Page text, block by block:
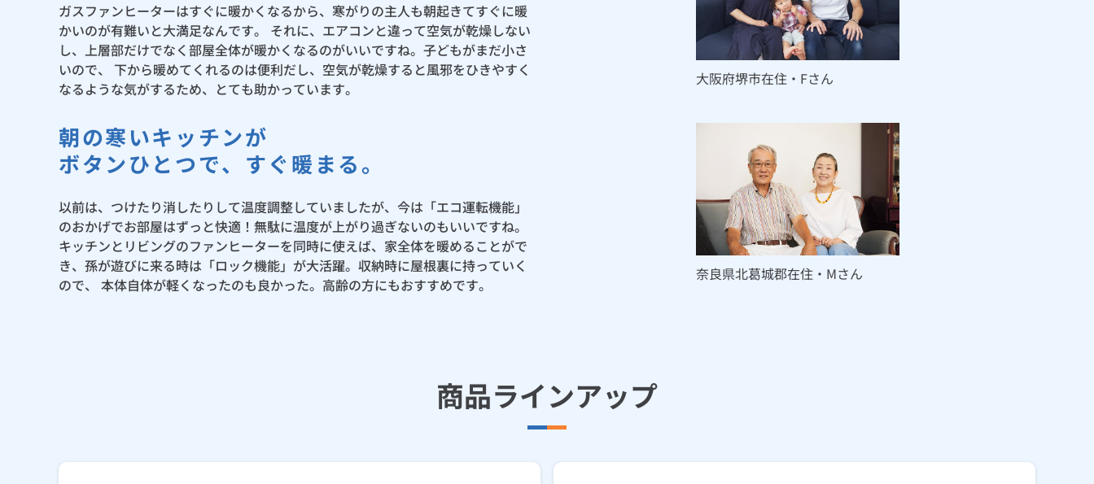
ガスファンヒーターはすぐに暖かくなるから、寒がりの主人も朝起きてすぐに暖
かいのが有難いと大満足なんです。 それに、エアコンと違って空気が乾燥しない
し、上層部だけでなく部屋全体が暖かくなるのがいいですね。子どもがまだ小さ
いので、 下から暖めてくれるのは便利だし、空気が乾燥すると風邪をひきやすく
なるような気がするため、とても助かっています。
大阪府堺市在住・Fさん
朝の寒いキッチンが
ボタンひとつで、すぐ暖まる。
以前は、つけたり消したりして温度調整していましたが、今は「エコ運転機能」
のおかげでお部屋はずっと快適！無駄に温度が上がり過ぎないのもいいですね。
キッチンとリビングのファンヒーターを同時に使えば、家全体を暖めることがで
き、孫が遊びに来る時は「ロック機能」が大活躍。収納時に屋根裏に持っていく
ので、 本体自体が軽くなったのも良かった。高齢の方にもおすすめです。
奈良県北葛城郡在住・Mさん
商品ラインアップ